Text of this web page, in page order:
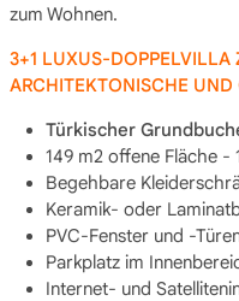
zum Wohnen.
3+1 LUXUS-DOPPELVILLA
ARCHITEKTONISCHE
Türkischer
149 m2 offene Fläche -
Begehbare
Keramik- oder
PVC-Fenster und -
Parkplatz im
Internet- und